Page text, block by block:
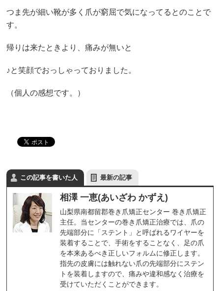
つま先が細い靴が多く爪が窮屈で気になってるとのことで
す。
帰りは来たときより、痛みが無いと
♪と笑顔でおっしゃっておりました。
（個人の感想です。）
この記事を書いた人 最新の記事
相澤 一恵(あいざわ かずえ)
山梨県南都留郡巻き爪矯正センター 巻き爪矯正
主任。当センターの巻き爪矯正治療では、爪の
先端部分に「ステント」と呼ばれるワイヤーを
装着することで、手術をすることなく、足の爪
を本来あるべき正しいフォルムに修正します。
指先の皮膚には触れない爪の先端部分にステン
トを装着しますので、痛みや違和感なく治療を
受けていただくことができます。